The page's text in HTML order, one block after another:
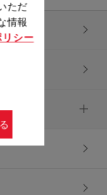
ただ
情報
シー